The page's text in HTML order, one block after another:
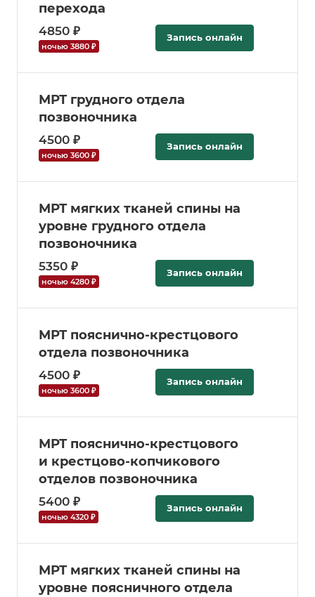
перехода
4850 ₽
ночью 3880 ₽
Запись онлайн
МРТ грудного отдела
позвоночника
4500 ₽
ночью 3600 ₽
Запись онлайн
МРТ мягких тканей спины на
уровне грудного отдела
позвоночника
5350 ₽
ночью 4280 ₽
Запись онлайн
МРТ пояснично-крестцового
отдела позвоночника
4500 ₽
ночью 3600 ₽
Запись онлайн
МРТ пояснично-крестцового
и крестцово-копчикового
отделов позвоночника
5400 ₽
ночью 4320 ₽
Запись онлайн
МРТ мягких тканей спины на
уровне поясничного отдела